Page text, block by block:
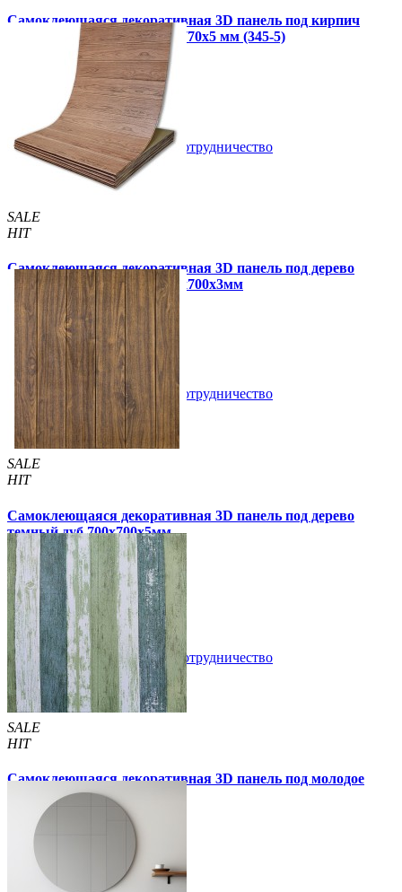
Самоклеющаяся декоративная 3D панель под кирпич
цвета слоновой кости 700x770x5 мм (345-5)
135 грн /шт
Купить В закладки Сотрудничество
SALE
HIT
Самоклеющаяся декоративная 3D панель под дерево
светлый дуб в рулоне 2800x700x3мм
320 грн /шт 450 грн/шт
Купить В закладки Сотрудничество
SALE
HIT
Самоклеющаяся декоративная 3D панель под дерево
темный дуб 700x700x5мм
99 грн/шт 170 грн/шт
3 отзывов
Купить В закладки Сотрудничество
SALE
HIT
Самоклеющаяся декоративная 3D панель под молодое
дерево 700x700x5мм
105 грн /шт